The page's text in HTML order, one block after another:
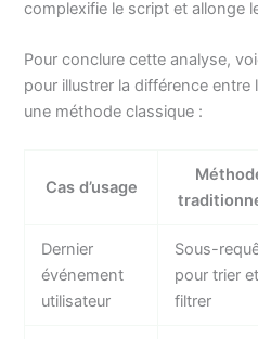
complexifie le script et allonge
Pour conclure cette analyse,
pour illustrer la différence entre
une méthode classique :
Cas d’usage
Dernier
événement
utilisateur
Sous-
pour trier et
filtrer